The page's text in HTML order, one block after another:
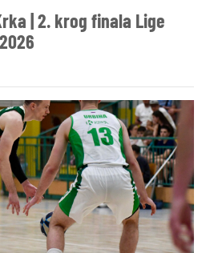
| 2. krog finala Lige